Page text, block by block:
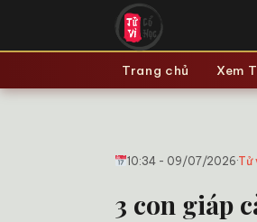
nội
Trang chủ Xem
10:34 - 09/07/2026·Tử
3 con giáp